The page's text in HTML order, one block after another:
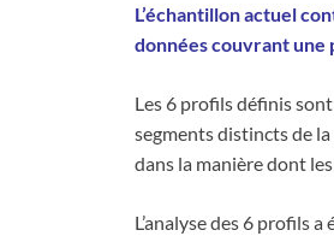
L’échantillon actuel
données couvrant une
Les 6 profils définis
segments distincts de
dans la manière dont
L’analyse des 6 profils a